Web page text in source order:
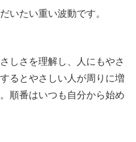
いたい重い波動です。
しさを理解し、人にもやさ
るとやさしい人が周りに増
順番はいつも自分から始め